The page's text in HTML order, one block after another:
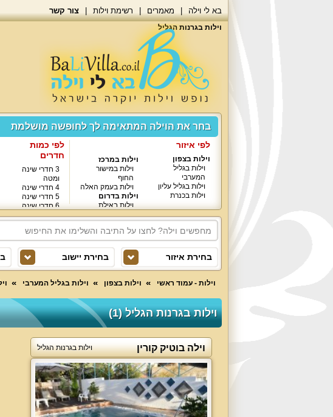
בא לי וילה מאמרים רשימת וילות צור קשר
וילות בגרנות הגליל
בחר את הוילה המתאימה לך לחופשה מושלמת
לפי איזור
וילות בצפון
וילות בגליל
המערבי
וילות בגליל עליון
וילות בכנרת
וילות במרכז
וילות במישור
החוף
וילות בעמק האלה
וילות בדרום
וילות באילת
לפי כמות
חדרים
3 חדרי שינה
ומטה
4 חדרי שינה
5 חדרי שינה
6 חדרי שינה
7 חדרי שינה
בחירת איזור בחירת יישוב
וילות - עמוד ראשי וילות בצפון וילות בגליל המערבי
וילות בגרנות הגליל (1)
וילה בוטיק קורין וילות בגרנות הגליל